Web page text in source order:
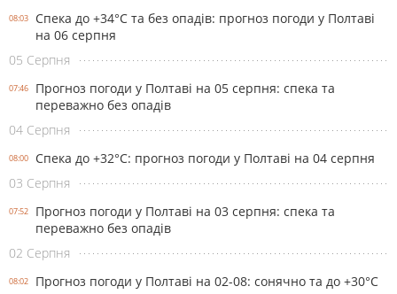
08:03
Спека до +34°С та без опадів: прогноз погоди у Полтаві
на 06 серпня
05 Серпня
07:46
Прогноз погоди у Полтаві на 05 серпня: спека та
переважно без опадів
04 Серпня
08:00
Спека до +32°С: прогноз погоди у Полтаві на 04 серпня
03 Серпня
07:52
Прогноз погоди у Полтаві на 03 серпня: спека та
переважно без опадів
02 Серпня
08:02
Прогноз погоди у Полтаві на 02-08: сонячно та до +30°С